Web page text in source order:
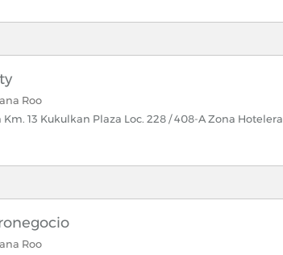
Roo
13 Kukulkan Plaza Loc. 228 / 408-A Zona Hotelera
Roo